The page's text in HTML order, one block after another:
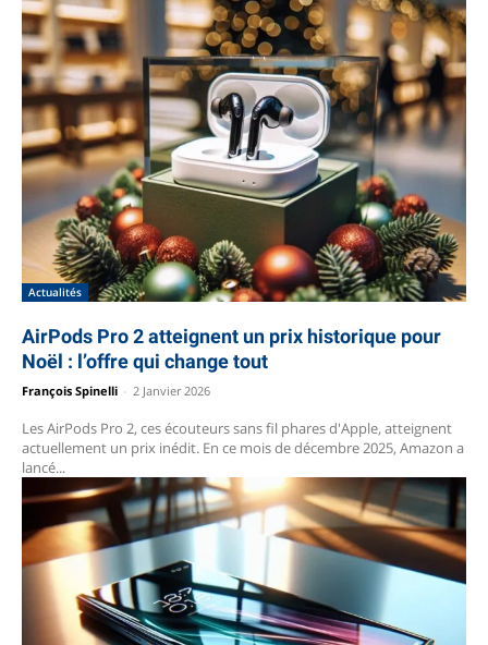
Actualités
AirPods Pro 2 atteignent un prix historique pour
Noël : l’offre qui change tout
François Spinelli 2 Janvier 2026
Les AirPods Pro 2, ces écouteurs sans fil phares d'Apple, atteignent
actuellement un prix inédit. En ce mois de décembre 2025, Amazon a
lancé...